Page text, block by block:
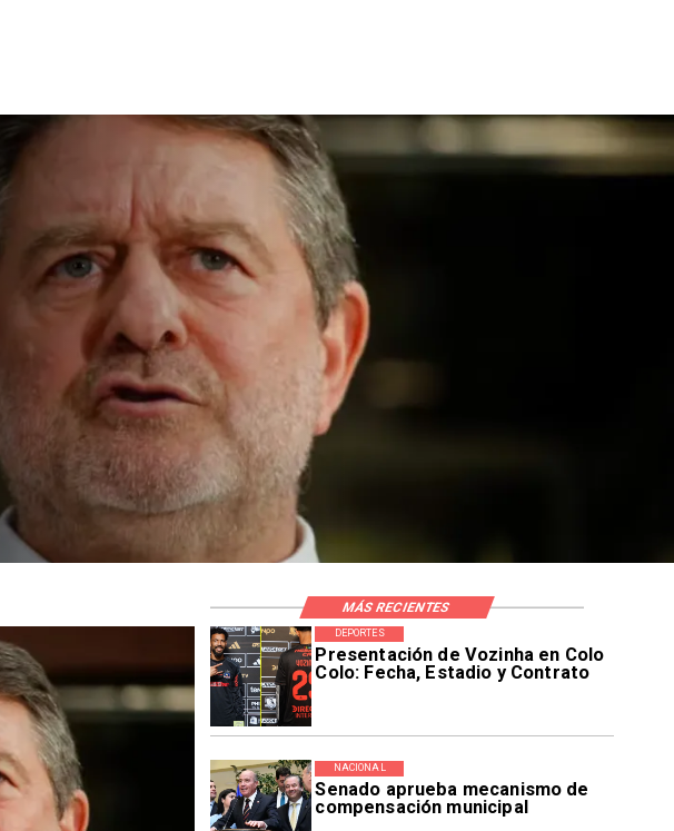
Presentación de Vozinha en Colo
Colo: Fecha, Estadio y Contrato
DEPORTES
Senado aprueba mecanismo de
compensación municipal
NACIONAL
MÁS RECIENTES